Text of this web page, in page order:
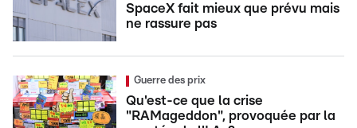
SpaceX fait mieux que prévu mais
ne rassure pas
Guerre des prix
Qu'est-ce que la crise
"RAMageddon", provoquée par la